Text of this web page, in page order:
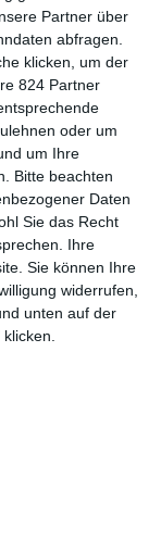
Partner über
abfragen.
klicken, um der
824 Partner
oder um
um Ihre
Bitte beachten
Daten
Sie das Recht
Ihre
Sie können Ihre
widerrufen,
unten auf der
um viel Geld
stammende
ihre Dienste
es gehe im Film
Verbrechen, ist
hauptsächlich
die Gangster
an Wortgefechte
die Geschichte
vorangetrieben,
Palminteri verhört